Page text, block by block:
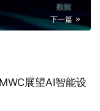
下一篇
展望AI智能设